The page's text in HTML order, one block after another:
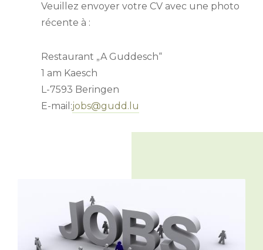
Veuillez envoyer votre CV avec une photo
récente à :
Restaurant „A Guddesch“
1 am Kaesch
L-7593 Beringen
E-mail:jobs@gudd.lu